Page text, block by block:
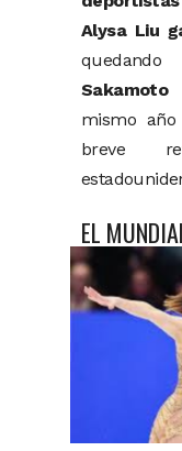
Alysa Liu
mismo
breve
EL